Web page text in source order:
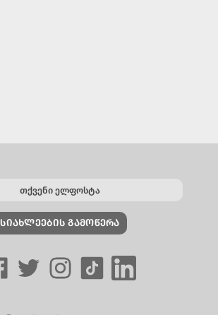
ᲡᲘᲐᲮᲚᲔᲔᲑᲘᲡ ᲒᲐᲛᲝᲬᲔᲠᲐ